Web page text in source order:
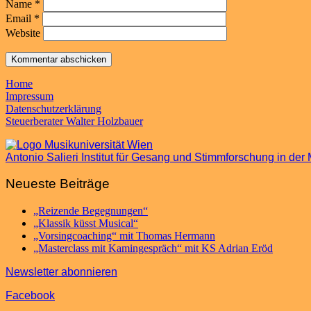
Name *
Email *
Website
Home
Impressum
Datenschutzerklärung
Steuerberater Walter Holzbauer
Antonio Salieri Institut für Gesang und Stimmforschung in der
Neueste Beiträge
„Reizende Begegnungen“
„Klassik küsst Musical“
„Vorsingcoaching“ mit Thomas Hermann
„Masterclass mit Kamingespräch“ mit KS Adrian Eröd
Newsletter abonnieren
Facebook